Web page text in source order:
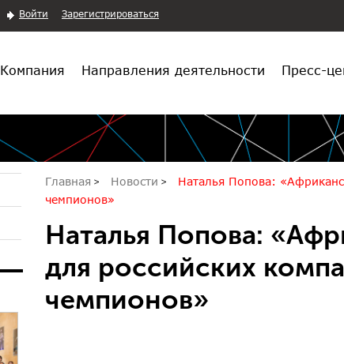
Войти Зарегистрироваться
Компания Направления деятельности Пресс-
Главная Новости
Наталья Попова:
чемпионов»
Наталья Попова:
для российских
чемпионов»